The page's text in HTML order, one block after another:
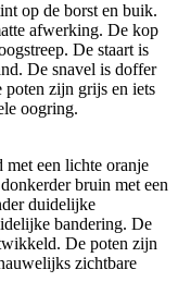
op de borst en buik.
afwerking. De kop
De staart is
De snavel is doffer
poten zijn grijs en iets
oogring.
met een lichte oranje
bruin met een
duidelijke
bandering. De
De poten zijn
zichtbare